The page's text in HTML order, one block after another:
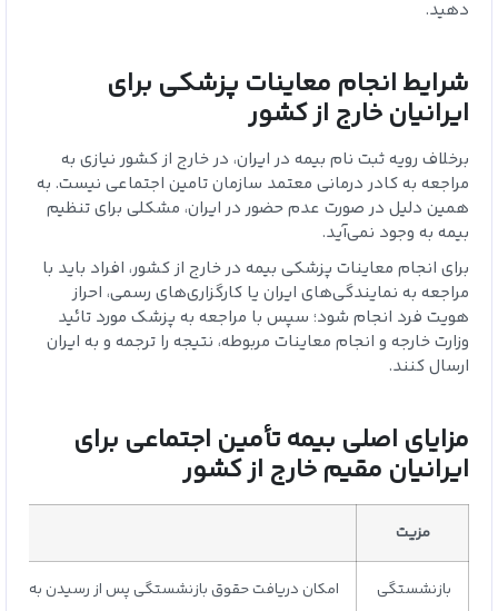
دهید.
شرایط انجام معاینات پزشکی برای
ایرانیان خارج از کشور
برخلاف رویه ثبت نام بیمه در ایران، در خارج از کشور نیازی به
مراجعه به کادر درمانی معتمد سازمان تامین اجتماعی نیست. به
همین دلیل در صورت عدم حضور در ایران، مشکلی برای تنظیم
بیمه به وجود نمی‌آید.
برای انجام معاینات پزشکی بیمه در خارج از کشور، افراد باید با
مراجعه به نمایندگی‌های ایران یا کارگزاری‌های رسمی، احراز
هویت فرد انجام شود؛ سپس با مراجعه به پزشک مورد تائید
وزارت خارجه و انجام معاینات مربوطه، نتیجه را ترجمه و به ایران
ارسال کنند.
مزایای اصلی بیمه تأمین اجتماعی برای
ایرانیان مقیم خارج از کشور
مزیت
بازنشستگی امکان دریافت حقوق بازنشستگی پس از رسیدن به سن و